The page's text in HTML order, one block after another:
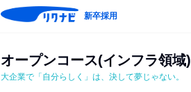
新卒採用
オープンコース(インフラ領域)
大企業で「自分らしく」は、決して夢じゃない。